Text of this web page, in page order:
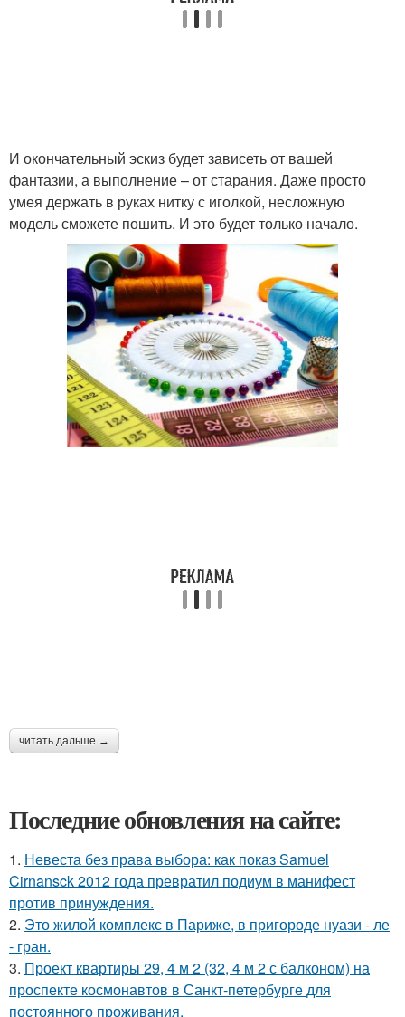
И окончательный эскиз будет зависеть от вашей
фантазии, а выполнение – от старания. Даже просто
умея держать в руках нитку с иголкой, несложную
модель сможете пошить. И это будет только начало.
читать дальше →
Последние обновления на сайте:
1. Невеста без права выбора: как показ Samuel
Cirnansck 2012 года превратил подиум в манифест
против принуждения.
2. Это жилой комплекс в Париже, в пригороде нуази - ле
- гран.
3. Проект квартиры 29, 4 м 2 (32, 4 м 2 с балконом) на
проспекте космонавтов в Санкт-петербурге для
постоянного проживания.